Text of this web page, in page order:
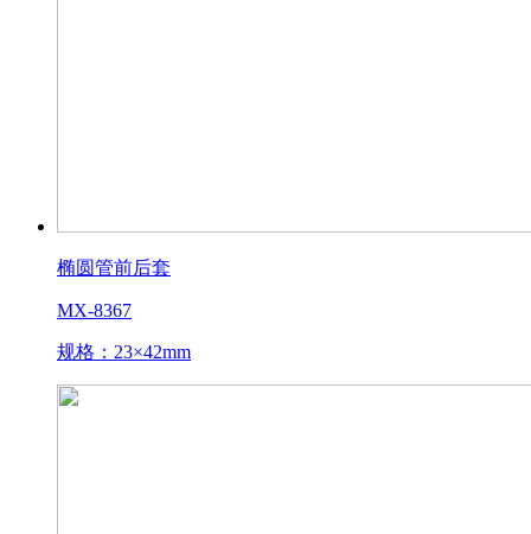
椭圆管前后套
MX-8367
规格：23×42mm